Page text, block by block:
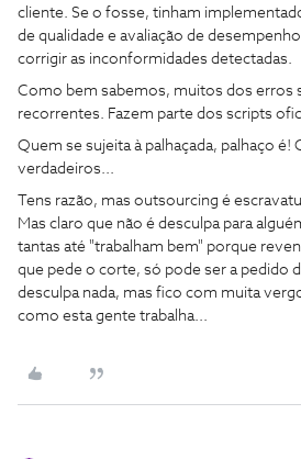
cliente. Se o fosse, tinham
de qualidade e avaliação de
corrigir as inconformidades detectadas.
Como bem sabemos, muitos dos erros
recorrentes. Fazem parte dos scripts
Quem se sujeita à palhaçada, palhaço é!
verdadeiros...
Tens razão, mas outsourcing é
Mas claro que não é desculpa para
tantas até "trabalham bem" porque
que pede o corte, só pode ser a pedido
desculpa nada, mas fico com muita
como esta gente trabalha...